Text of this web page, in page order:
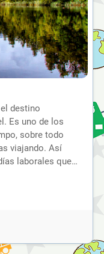
destino
Es uno de los
sobre todo
viajando. Así
laborales que…